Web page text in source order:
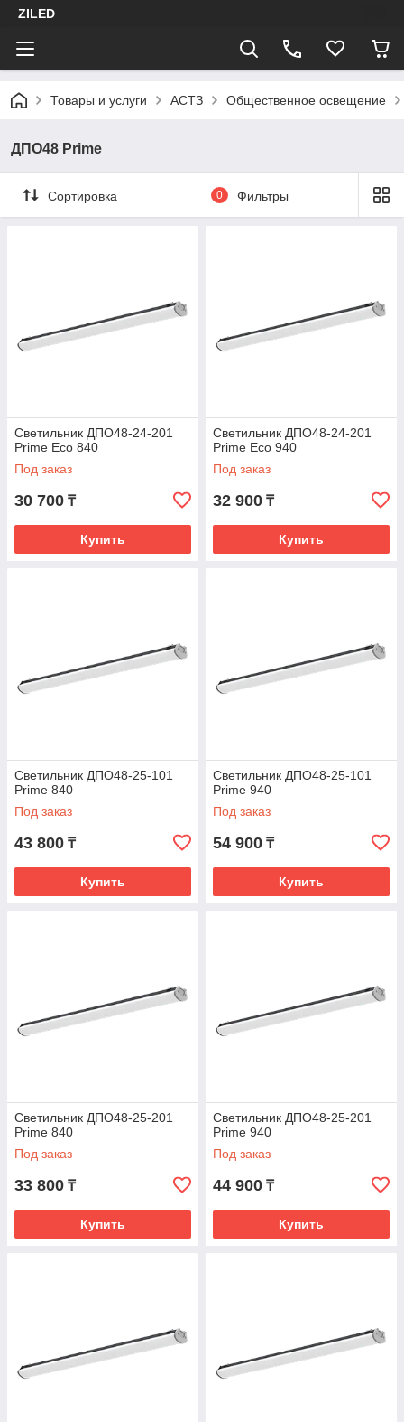
ZILED
Товары и услуги АСТЗ Общественное освещение
ДПО48 Prime
Сортировка 0 Фильтры
Светильник ДПО48-24-201
Prime Eco 840
Под заказ
30 700 ₸
Купить
Светильник ДПО48-24-201
Prime Eco 940
Под заказ
32 900 ₸
Купить
Светильник ДПО48-25-101
Prime 840
Под заказ
43 800 ₸
Купить
Светильник ДПО48-25-101
Prime 940
Под заказ
54 900 ₸
Купить
Светильник ДПО48-25-201
Prime 840
Под заказ
33 800 ₸
Купить
Светильник ДПО48-25-201
Prime 940
Под заказ
44 900 ₸
Купить